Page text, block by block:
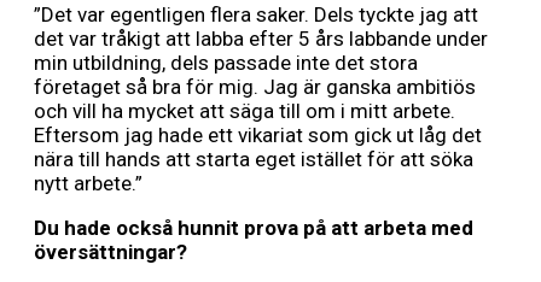
”Det var egentligen flera saker. Dels tyckte jag att
det var tråkigt att labba efter 5 års labbande under
min utbildning, dels passade inte det stora
företaget så bra för mig. Jag är ganska ambitiös
och vill ha mycket att säga till om i mitt arbete.
Eftersom jag hade ett vikariat som gick ut låg det
nära till hands att starta eget istället för att söka
nytt arbete.”
Du hade också hunnit prova på att arbeta med
översättningar?